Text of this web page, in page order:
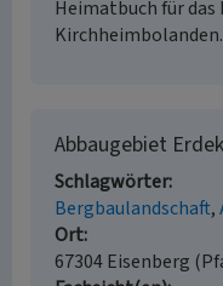
Heimatbuch für das
Kirchheimbolanden.
Abbaugebiet
Schlagwörter
Bergbaulandschaft
Ort
67304 Eisenberg